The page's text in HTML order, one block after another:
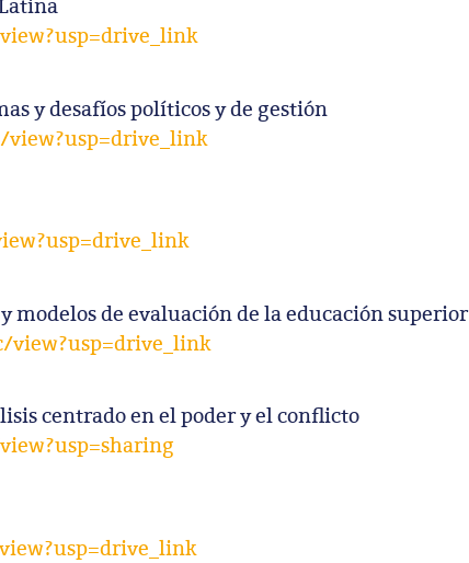
y desafíos políticos y de gestión
view?usp=drive_link
modelos de evaluación de la educación superior
view?usp=drive_link
centrado en el poder y el conflicto